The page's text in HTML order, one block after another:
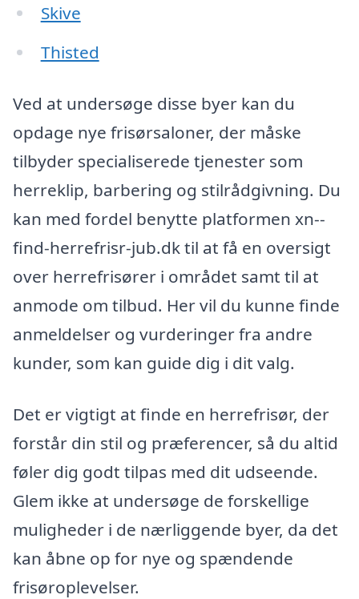
Skive
Thisted
Ved at undersøge disse byer kan du
opdage nye frisørsaloner, der måske
tilbyder specialiserede tjenester som
herreklip, barbering og stilrådgivning. Du
kan med fordel benytte platformen xn--
find-herrefrisr-jub.dk til at få en oversigt
over herrefrisører i området samt til at
anmode om tilbud. Her vil du kunne finde
anmeldelser og vurderinger fra andre
kunder, som kan guide dig i dit valg.
Det er vigtigt at finde en herrefrisør, der
forstår din stil og præferencer, så du altid
føler dig godt tilpas med dit udseende.
Glem ikke at undersøge de forskellige
muligheder i de nærliggende byer, da det
kan åbne op for nye og spændende
frisøroplevelser.